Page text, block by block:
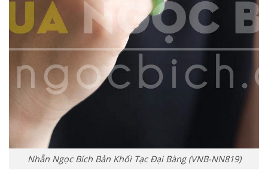
Nhẫn Ngọc Bích Bản Khối Tạc Đại Bàng (VNB-NN819)